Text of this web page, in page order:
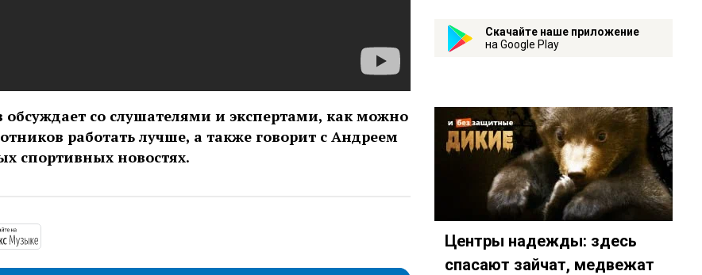
со слушателями и экспертами, как можно
работать лучше, а также говорит с Андреем
спортивных новостях.
ru/podcast/взрослые-люди/id1517779627
Скачайте наше приложение
на Google Play
Центры надежды: здесь
спасают зайчат, медвежат